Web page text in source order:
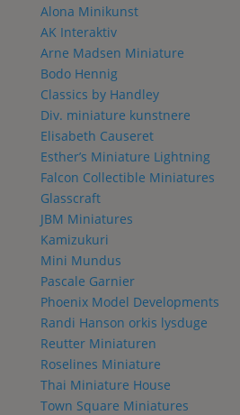
Alona Minikunst
AK Interaktiv
Arne Madsen Miniature
Bodo Hennig
Classics by Handley
Div. miniature kunstnere
Elisabeth Causeret
Esther’s Miniature Lightning
Falcon Collectible Miniatures
Glasscraft
JBM Miniatures
Kamizukuri
Mini Mundus
Pascale Garnier
Phoenix Model Developments
Randi Hanson orkis lysduge
Reutter Miniaturen
Roselines Miniature
Thai Miniature House
Town Square Miniatures